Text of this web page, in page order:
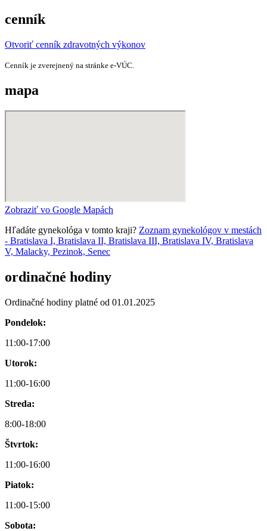
cenník
Otvoriť cenník zdravotných výkonov
Cenník je zverejnený na stránke e‑VÚC.
mapa
Zobraziť vo Google Mapách
Hľadáte gynekológa v tomto kraji? Zoznam gynekológov v mestách
- Bratislava I, Bratislava II, Bratislava III, Bratislava IV, Bratislava
V, Malacky, Pezinok, Senec
ordinačné hodiny
Ordinačné hodiny platné od 01.01.2025
Pondelok:
11:00-17:00
Utorok:
11:00-16:00
Streda:
8:00-18:00
Štvrtok:
11:00-16:00
Piatok:
11:00-15:00
Sobota: